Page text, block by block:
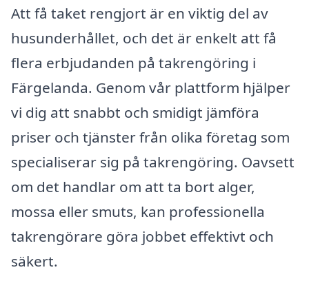
Att få taket rengjort är en viktig del av
husunderhållet, och det är enkelt att få
flera erbjudanden på takrengöring i
Färgelanda. Genom vår plattform hjälper
vi dig att snabbt och smidigt jämföra
priser och tjänster från olika företag som
specialiserar sig på takrengöring. Oavsett
om det handlar om att ta bort alger,
mossa eller smuts, kan professionella
takrengörare göra jobbet effektivt och
säkert.